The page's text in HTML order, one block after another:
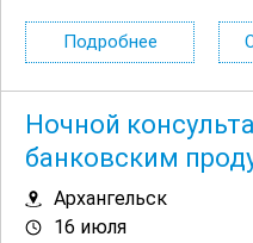
клиентов в финансовых
дополнительные услуги и
Подробнее
Ночной
банковским
Архангельск
16 июля